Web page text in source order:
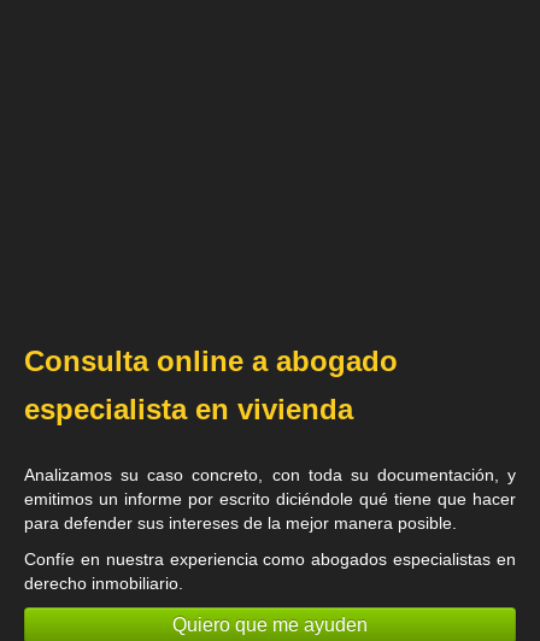
Consulta online a abogado
especialista en vivienda
Analizamos su caso concreto, con toda su documentación, y
emitimos un informe por escrito diciéndole qué tiene que hacer
para defender sus intereses de la mejor manera posible.
Confíe en nuestra experiencia comoabogados especialistas en
derecho inmobiliario
Quiero que me ayuden